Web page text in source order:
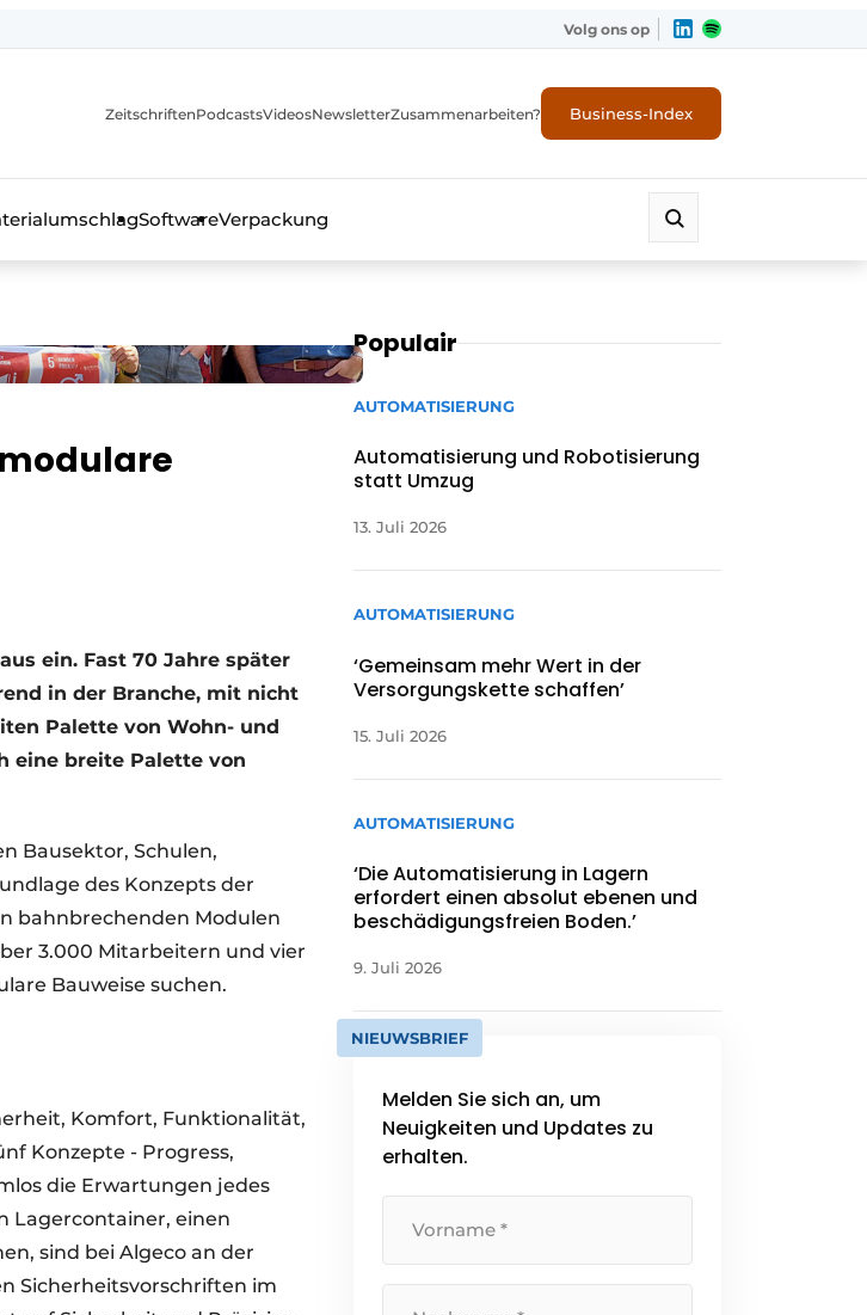
Volg ons op
ZeitschriftenPodcastsVideosNewsletterZusammenarbeiten? Business-Index
SoftwareVerpackung
ein. Fast 70 Jahre später
in der Branche, mit nicht
Palette von Wohn- und
eine breite Palette von
Bausektor, Schulen,
des Konzepts der
bahnbrechenden Modulen
3.000 Mitarbeitern und vier
Bauweise suchen.
Komfort, Funktionalität,
Konzepte - Progress,
die Erwartungen jedes
Lagercontainer, einen
sind bei Algeco an der
Sicherheitsvorschriften im
Populair
AUTOMATISIERUNG
Automatisierung und Robotisierung
statt Umzug
13. Juli 2026
AUTOMATISIERUNG
‘Gemeinsam mehr Wert in der
Versorgungskette schaffen’
15. Juli 2026
AUTOMATISIERUNG
‘Die Automatisierung in Lagern
erfordert einen absolut ebenen und
beschädigungsfreien Boden.’
9. Juli 2026
NIEUWSBRIEF
Melden Sie sich an, um
Neuigkeiten und Updates zu
erhalten.